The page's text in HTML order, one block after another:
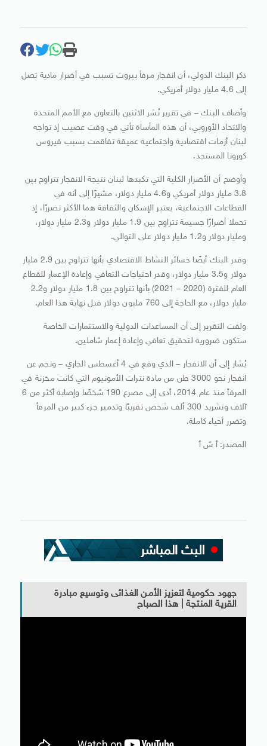
ذكر البنك الدولي، أن انفجار مرفأ بيروت تسبب في أضرار مادية تصل
إلى 4.6 مليار دولار أمريكي.
وأضاف البنك – في تقرير نُشر الاثنين بالتعاون مع الأمم المتحدة
والاتحاد الأوروبي، أن هذه المأساة تأتي في وقت عصيب إذ تواجه
لبنان أزمات اقتصادية واجتماعية عميقة تفاقمت بسبب فيروس
كورونا المستجد.
وأوضح أن الأضرار الكلية التي تكبدها لبنان نتيجة الانفجار تتراوح بين
3.8 مليار دولار أمريكي و4.6 مليار دولار، مشيرًا إلى أنه في
القطاعات الاجتماعية، يعتبر الإسكان والثقافة هما الأكثر تضررًا، إذ
تحملا أضرارًا جسيمة تتراوح بين 1.9 مليار دولار و2.3 مليار دولار،
ومليار دولار و1.2 مليار دولار على التوالي.
وقدر البنك أيضًا خسائر النشاط الاقتصادي بأنها تتراوح بين 2.9 مليار
دولار و3.5 مليار دولار، وقدر احتياجات التعافي وإعادة الإعمار للقطاع
العام للفترة (2020 – 2021) بأنها تتراوح بين 1.8 مليار دولار و2.2
مليار دولار، مع الحاجة إلى 760 مليون دولار قبل نهاية هذا العام.
ولفت التقرير إلى أن المساعدات الدولية والاستثمارات الخاصة
ستكون ضرورية لتحقيق تعافي وإعادة إعمار شاملين.
يُشار إلى أن الانفجار – الذي وقع في 4 أغسطس الجاري – ونجم عن
انفجار نحو 3000 طن من مادة نترات الأمونيوم التي كانت مخزنة في
المرفأ منذ عام 2014، أدى إلى مصرع 190 شخصًا وإصابة أكثر من 6
آلاف وتشريد 300 ألف شخص تقريبًا وتدمير جزء كبير من المرفأ
وتضرر أحياء كاملة.
المصدر: أ ش أ
جهود حكومية لتعزيز الأمن الغذائى وتوسيع مبادرة
القرية المنتجة | هذا الصباح